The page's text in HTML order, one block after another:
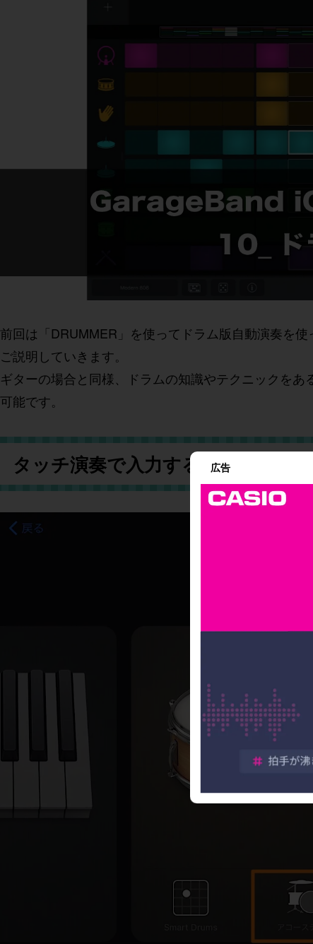
広告
前回は「DRUMMER」を使ってドラム版自動演奏を
ご説明していきます。
ギターの場合と同様、ドラムの知識やテクニックを
可能です。
タッチ演奏で入力する場合